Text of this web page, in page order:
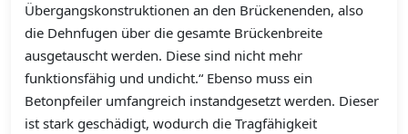
Übergangskonstruktionen an den Brückenenden, also
die Dehnfugen über die gesamte Brückenbreite
ausgetauscht werden. Diese sind nicht mehr
funktionsfähig und undicht.“ Ebenso muss ein
Betonpfeiler umfangreich instandgesetzt werden. Dieser
ist stark geschädigt, wodurch die Tragfähigkeit